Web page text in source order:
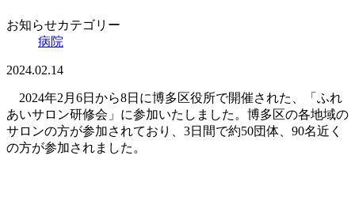
お知らせカテゴリー
病院
2024.02.14
2024年2月6日から8日に博多区役所で開催された、「ふれ
あいサロン研修会」に参加いたしました。博多区の各地域の
サロンの方が参加されており、3日間で約50団体、90名近く
の方が参加されました。